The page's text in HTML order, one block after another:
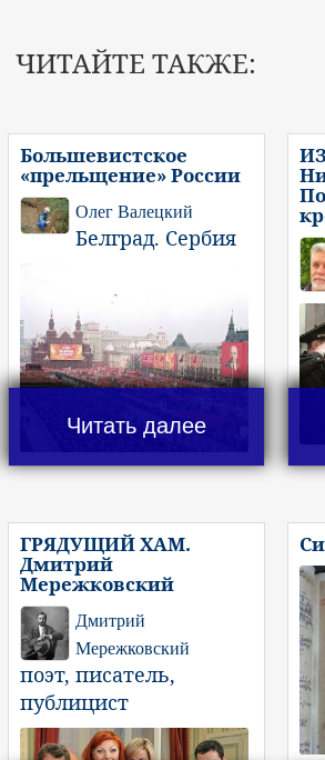
ЧИТАЙТЕ ТАКЖЕ:
Большевистское
«прельщение» России
Олег Валецкий
Белград. Сербия
Читать далее
ГРЯДУЩИЙ ХАМ.
Дмитрий
Мережковский
Дмитрий
Мережковский
поэт, писатель,
публицист